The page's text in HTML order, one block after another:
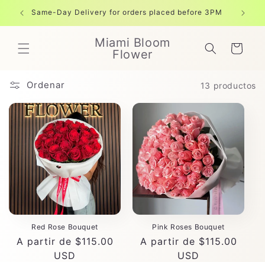
directamente
Same-Day Delivery for orders placed before 3PM Free
Miami Bloom
Flower
Carrito
Ordenar 13 productos
Red Rose Bouquet
Precio
A partir de $115.00
USD
Pink Roses Bouquet
Precio
A partir de $115.00
USD